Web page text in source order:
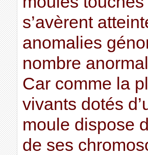
s’avèrent
anomalies
nombre
Car comme la
vivants dotés
moule dispose
de ses